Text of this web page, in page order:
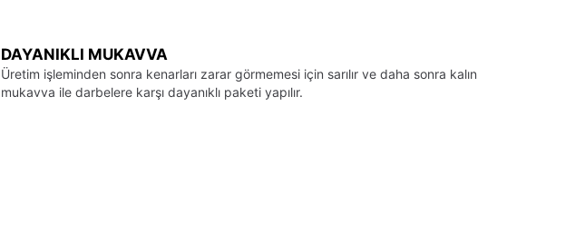
DAYANIKLI MUKAVVA
Üretim işleminden sonra kenarları zarar görmemesi için sarılır ve daha sonra kalın
mukavva ile darbelere karşı dayanıklı paketi yapılır.